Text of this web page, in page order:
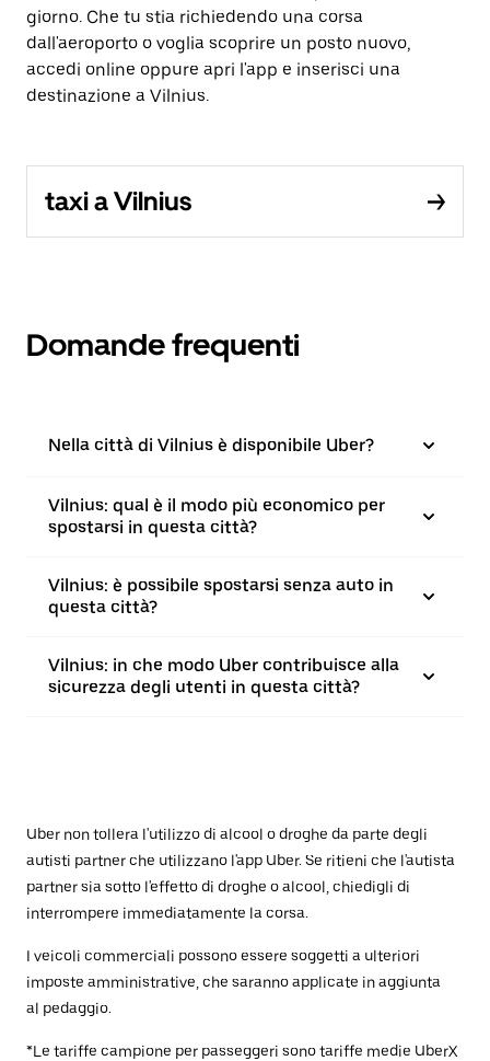
giorno. Che tu stia richiedendo una corsa
dall'aeroporto o voglia scoprire un posto nuovo,
accedi online oppure apri l'app e inserisci una
destinazione a Vilnius.
taxi a Vilnius
Domande frequenti
Nella città di Vilnius è disponibile Uber?
Vilnius: qual è il modo più economico per
spostarsi in questa città?
Vilnius: è possibile spostarsi senza auto in
questa città?
Vilnius: in che modo Uber contribuisce alla
sicurezza degli utenti in questa città?
Uber non tollera l'utilizzo di alcool o droghe da parte degli
autisti partner che utilizzano l'app Uber. Se ritieni che l'autista
partner sia sotto l'effetto di droghe o alcool, chiedigli di
interrompere immediatamente la corsa.
I veicoli commerciali possono essere soggetti a ulteriori
imposte amministrative, che saranno applicate in aggiunta
al pedaggio.
*Le tariffe campione per passeggeri sono tariffe medie UberX